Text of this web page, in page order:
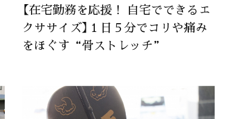
【在宅勤務を応援！ 自宅でできるエ
クササイズ】１日５分でコリや痛み
をほぐす“骨ストレッチ”